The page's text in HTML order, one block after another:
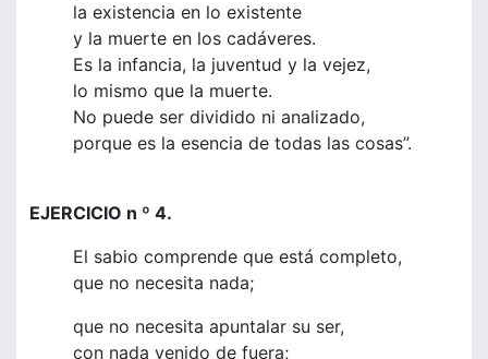
la existencia en lo existente
y la muerte en los cadáveres.
Es la infancia, la juventud y la vejez,
lo mismo que la muerte.
No puede ser dividido ni analizado,
porque es la esencia de todas las cosas”.
EJERCICIO n º 4.
El sabio comprende que está completo,
que no necesita nada;
que no necesita apuntalar su ser,
con nada venido de fuera;